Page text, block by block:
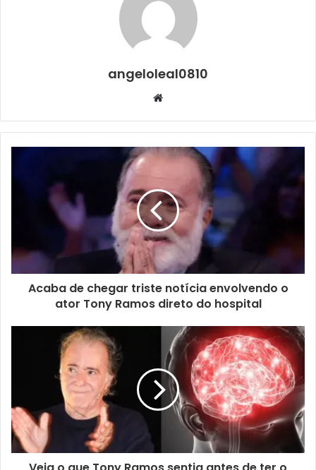
angeloleal0810
Website
Acaba de chegar triste notícia envolvendo o
ator Tony Ramos direto do hospital